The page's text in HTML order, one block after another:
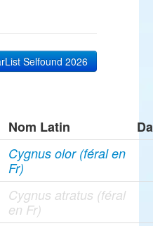
Selfound 2026
Nom Latin
Cygnus olor (féral en
Fr)
Cygnus atratus (féral
en Fr)